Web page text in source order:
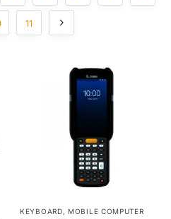
11
KEYBOARD,MOBILE COMPUTER